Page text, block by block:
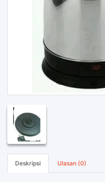
Deskripsi Ulasan (0)